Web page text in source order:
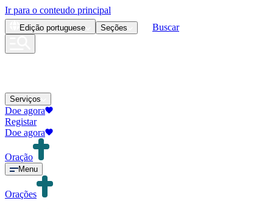
Ir para o conteudo principal
Edição portuguese Seções Buscar
Serviços
Doe agora
Registar
Doe agora
Oração
Menu
Orações